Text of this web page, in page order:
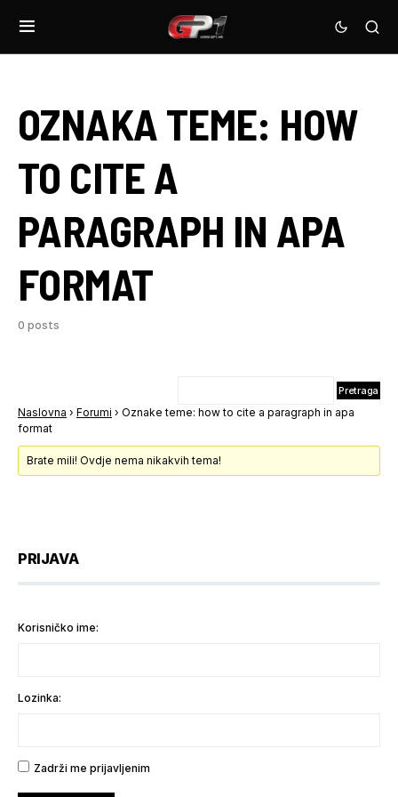
OZNAKA TEME: HOW
TO CITE A
PARAGRAPH IN APA
FORMAT
0 posts
Naslovna › Forumi › Oznake teme: how to cite a paragraph in apa
format
Brate mili! Ovdje nema nikakvih tema!
PRIJAVA
Korisničko ime:
Lozinka:
Zadrži me prijavljenim